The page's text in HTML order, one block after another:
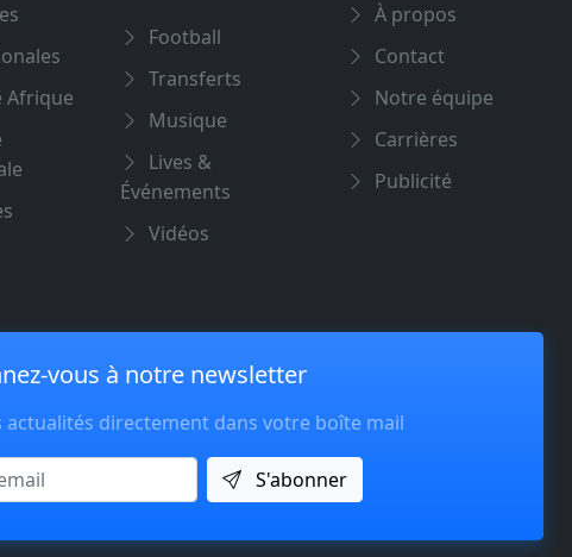
Afrique
Football
Transferts
Musique
Lives &
Événements
Vidéos
À propos
Contact
Notre équipe
Carrières
Publicité
vous à notre newsletter
actualités directement dans votre boîte mail
Email
S'abonner